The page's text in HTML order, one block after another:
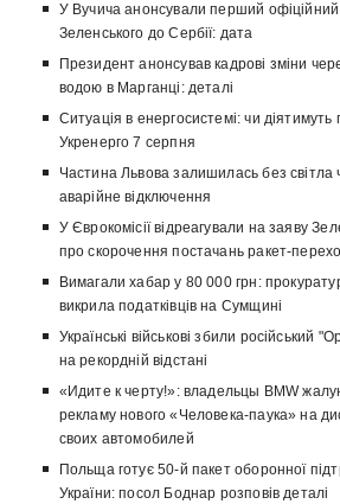
У Вучича анонсували перший офіційний
Зеленського до Сербії: дата
Президент анонсував кадрові зміни
водою в Марганці: деталі
Ситуація в енергосистемі: чи діятимуть
Укренерго 7 серпня
Частина Львова залишилась без світла
аварійне відключення
У Єврокомісії відреагували на заяву
про скорочення постачань ракет-
Вимагали хабар у 80 000 грн:
викрила податківців на Сумщині
Українські військові збили російський
на рекордній відстані
«Идите к черту!»: владельцы BMW
рекламу нового «Человека-паука» на
своих автомобилей
Польща готує 50-й пакет оборонної
України: посол Боднар розповів деталі